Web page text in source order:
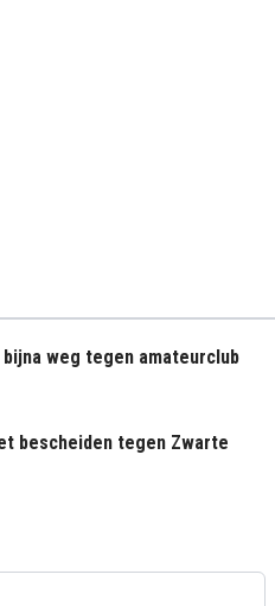
weg tegen amateurclub
bescheiden tegen Zwarte